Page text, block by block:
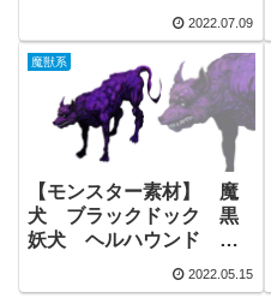
2022.07.09
魔獣系
【モンスター素材】 魔
犬 ブラックドック 黒
妖犬 ヘルハウンド
（オルトロス／ケルベロ
ス） フリー素材
2022.05.15